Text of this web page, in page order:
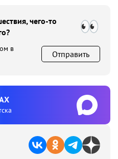
чего-то
в
Отправить